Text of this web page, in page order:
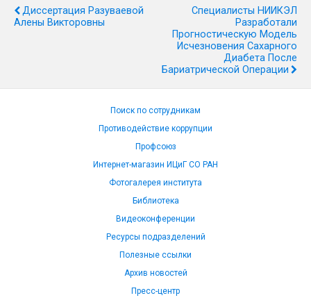
Диссертация Разуваевой
Алены Викторовны
Специалисты НИИКЭЛ
Разработали
Прогностическую Модель
Исчезновения Сахарного
Диабета После
Бариатрической Операции
Поиск по сотрудникам
Противодействие коррупции
Профсоюз
Интернет-магазин ИЦиГ СО РАН
Фотогалерея института
Библиотека
Видеоконференции
Ресурсы подразделений
Полезные ссылки
Архив новостей
Пресс-центр